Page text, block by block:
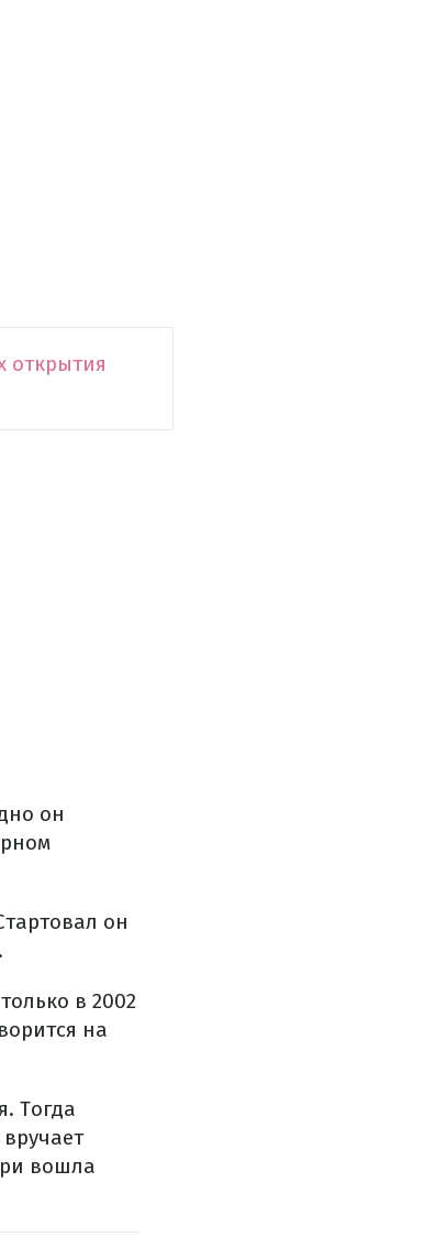
открытия
он
он
в 2002
на
Тогда
вошла